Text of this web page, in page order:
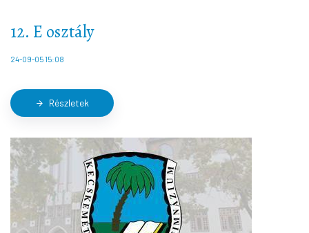
12. E osztály
24-09-05 15:08
arrow_forward Részletek